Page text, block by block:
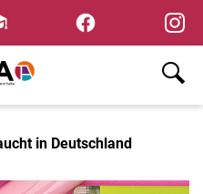
Fortbildungen
in Deutschland
×